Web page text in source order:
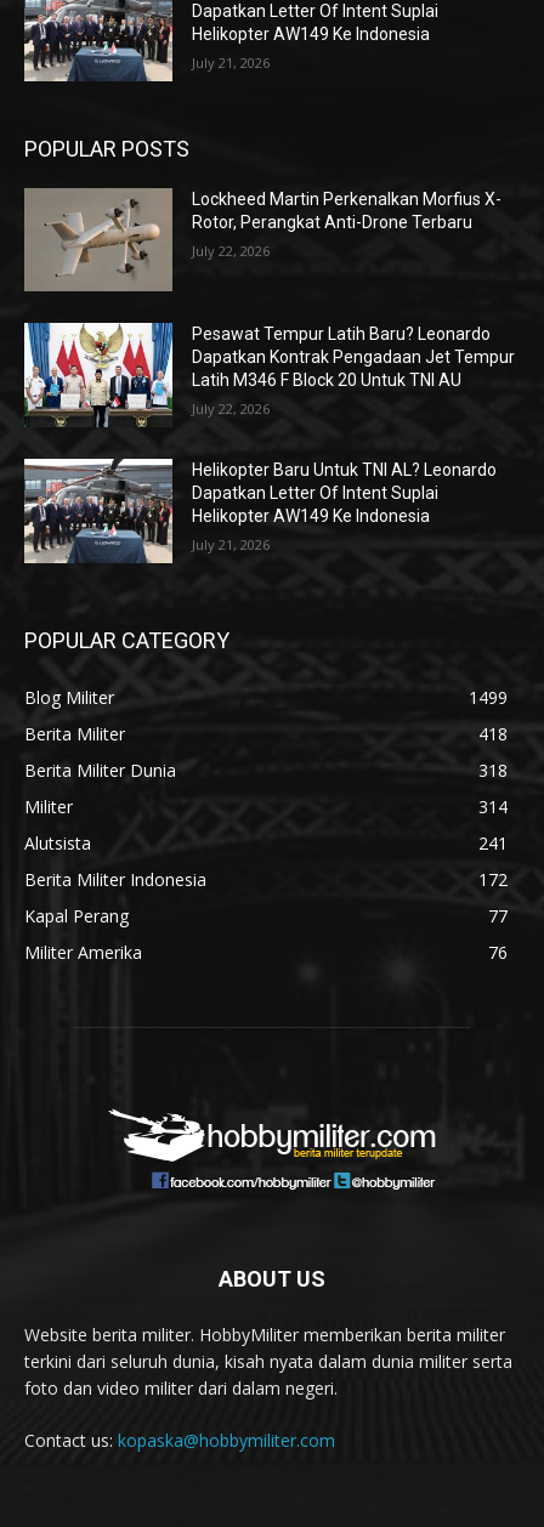
Dapatkan Letter Of Intent Suplai
Helikopter AW149 Ke Indonesia
July 21, 2026
POPULAR POSTS
Lockheed Martin Perkenalkan Morfius X-
Rotor, Perangkat Anti-Drone Terbaru
July 22, 2026
Pesawat Tempur Latih Baru? Leonardo
Dapatkan Kontrak Pengadaan Jet Tempur
Latih M346 F Block 20 Untuk TNI AU
July 22, 2026
Helikopter Baru Untuk TNI AL? Leonardo
Dapatkan Letter Of Intent Suplai
Helikopter AW149 Ke Indonesia
July 21, 2026
POPULAR CATEGORY
Blog Militer
1499
Berita Militer
418
Berita Militer Dunia
318
Militer
314
Alutsista
241
Berita Militer Indonesia
172
Kapal Perang
77
Militer Amerika
76
ABOUT US
Website berita militer. HobbyMiliter memberikan berita militer
terkini dari seluruh dunia, kisah nyata dalam dunia militer serta
foto dan video militer dari dalam negeri.
Contact us: kopaska@hobbymiliter.com